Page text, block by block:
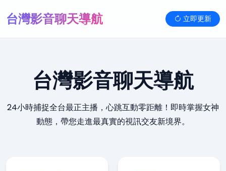
台灣影音聊天導航 立即更新
台灣影音聊天導航
24小時捕捉全台最正主播，心跳互動零距離！即時掌握女神
動態，帶您走進最真實的視訊交友新境界。